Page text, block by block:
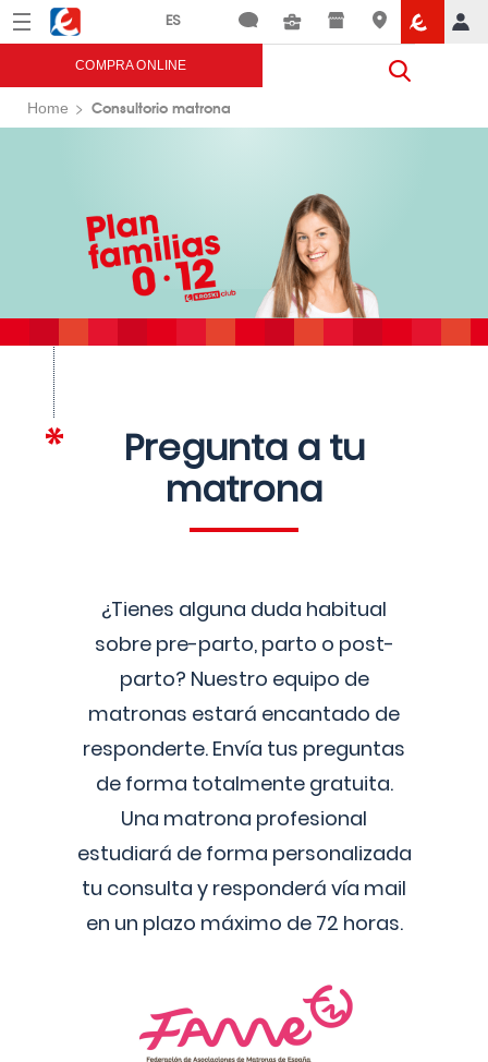
Menú Eroski
COMPRA ONLINE
Home Consultorio matrona
Pregunta a tu
matrona
¿Tienes alguna duda habitual
sobre pre-parto, parto o post-
parto? Nuestro equipo de
matronas estará encantado de
responderte. Envía tus preguntas
de forma totalmente gratuita.
Una matrona profesional
estudiará de forma personalizada
tu consulta y responderá vía mail
en un plazo máximo de 72 horas.